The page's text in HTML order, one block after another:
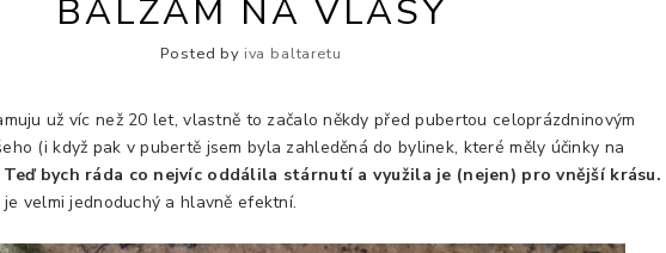
BALZÁM NA VLASY
Posted by iva baltaretu
už víc než 20 let, vlastně to začalo někdy před pubertou celoprázdninovým
(i když pak v pubertě jsem byla zahleděná do bylinek, které měly účinky na
Teď bych ráda co nejvíc oddálila stárnutí a využila je (nejen) pro vnější krásu.
velmi jednoduchý a hlavně efektní.